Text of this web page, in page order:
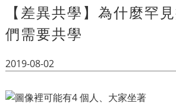
【差異共學】為什麼罕
們需要共學
2019-08-02